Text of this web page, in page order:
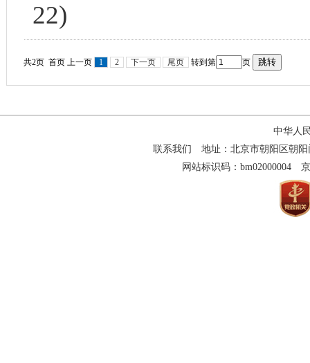
22)
共2页 首页 上一页 1 2 下一页 尾页 转到第 页
中华人
联系我们
地址：北京市朝阳区朝
网站标识码：bm02000004